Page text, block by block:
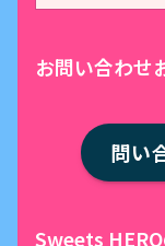
お問い合わせ
問い
Sweets